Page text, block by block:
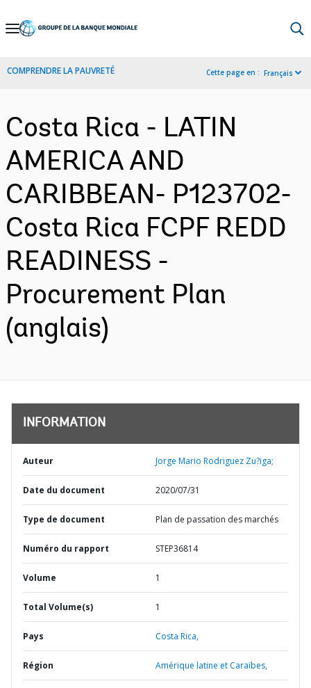
Skip
Navigation
COMPRENDRE LA PAUVRETÉ Cette page en : Français
Costa Rica - LATIN
AMERICA AND
CARIBBEAN- P123702-
Costa Rica FCPF REDD
READINESS -
Procurement Plan
(anglais)
INFORMATION
Auteur Jorge Mario Rodriguez Zu?iga;
Date du document 2020/07/31
Type de document Plan de passation des marchés
Numéro du rapport STEP36814
Volume 1
Total Volume(s) 1
Pays Costa Rica,
Région Amérique latine et Caraïbes,